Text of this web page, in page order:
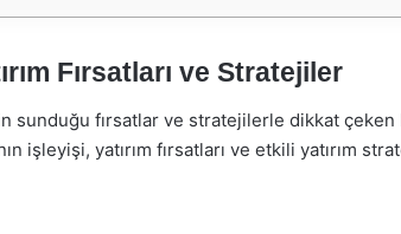
Fırsatları ve Stratejiler
sunduğu fırsatlar ve stratejilerle dikkat
işleyişi, yatırım fırsatları ve etkili yatırım